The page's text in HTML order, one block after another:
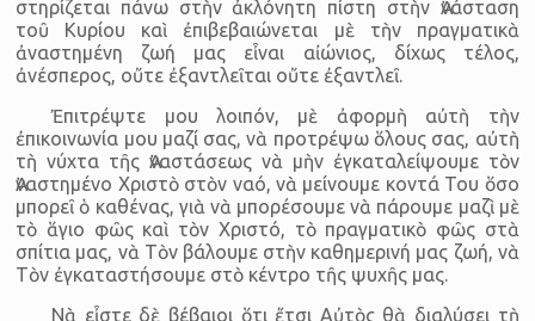
στηρίζεται πάνω στὴν ἀκλόνητη πίστη στὴν Ἀνάσταση
τοῦ Κυρίου καὶ ἐπιβεβαιώνεται μὲ τὴν πραγματικὰ
ἀναστημένη ζωή μας εἶναι αἰώνιος, δίχως τέλος,
ἀνέσπερος, οὔτε ἐξαντλεῖται οὔτε ἐξαντλεῖ.
Ἐπιτρέψτε μου λοιπόν, μὲ ἀφορμὴ αὐτὴ τὴν
ἐπικοινωνία μου μαζί σας, νὰ προτρέψω ὅλους σας, αὐτὴ
τὴ νύχτα τῆς Ἀναστάσεως νὰ μὴν ἐγκαταλείψουμε τὸν
Ἀναστημένο Χριστὸ στὸν ναό, νὰ μείνουμε κοντά Του ὅσο
μπορεῖ ὁ καθένας, γιὰ νὰ μπορέσουμε νὰ πάρουμε μαζὶ μὲ
τὸ ἅγιο φῶς καὶ τὸν Χριστό, τὸ πραγματικὸ φῶς στὰ
σπίτια μας, νὰ Τὸν βάλουμε στὴν καθημερινή μας ζωή, νὰ
Τὸν ἐγκαταστήσουμε στὸ κέντρο τῆς ψυχῆς μας.
Νὰ εἶστε δὲ βέβαιοι ὅτι ἔτσι Αὐτὸς θὰ διαλύσει τὴ